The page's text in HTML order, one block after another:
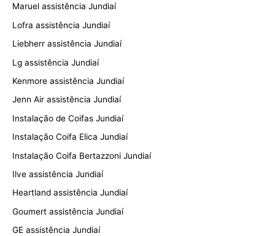
Maruel assistência Jundiaí
Lofra assistência Jundiaí
Liebherr assistência Jundiaí
Lg assistência Jundiaí
Kenmore assistência Jundiaí
Jenn Air assistência Jundiaí
Instalação de Coifas Jundiaí
Instalação Coifa Elica Jundiaí
Instalação Coifa Bertazzoni Jundiaí
Ilve assistência Jundiaí
Heartland assistência Jundiaí
Goumert assistência Jundiaí
GE assistência Jundiaí